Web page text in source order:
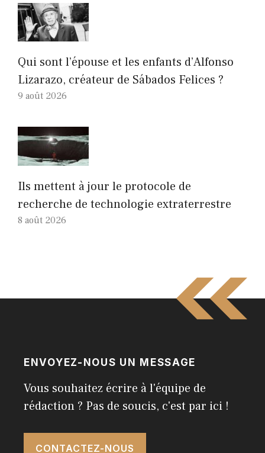
Qui sont l’épouse et les enfants d’Alfonso
Lizarazo, créateur de Sábados Felices ?
9 août 2026
Ils mettent à jour le protocole de
recherche de technologie extraterrestre
8 août 2026
ENVOYEZ-NOUS UN MESSAGE
Vous souhaitez écrire à l'équipe de
rédaction ? Pas de soucis, c'est par ici !
CONTACTEZ-NOUS